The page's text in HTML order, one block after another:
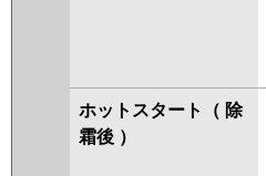
ホットスタート（ 除
霜後 ）